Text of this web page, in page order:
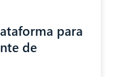
para
de